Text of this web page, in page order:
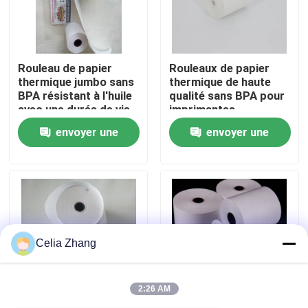
Visite de l'usine
Contrôle de la qualité
Nous contacter
Petit pain enorme de papier thermosensible
Petit pain de papier thermosensible de position
Rouleau de papier
thermique jumbo sans
BPA résistant à l'huile
avec une durée de vie
d'image de plus de 5
ans pour reçus de
point de vente
envoyer une
Rouleaux de papier
thermique de haute
qualité sans BPA pour
imprimantes
POS/ATM
envoyer une
Celia Zhang
2:26 AM